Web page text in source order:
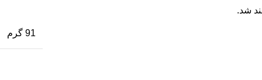
91 گرم